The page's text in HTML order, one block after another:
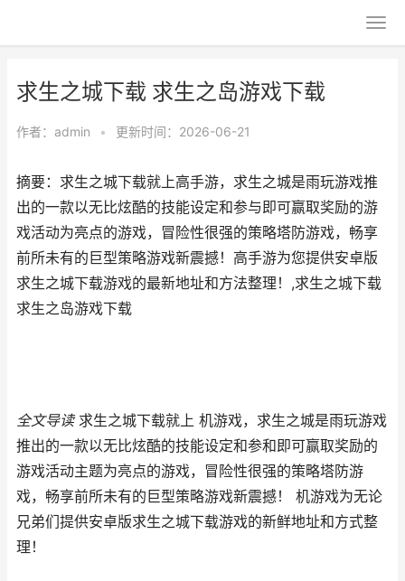
求生之城下载 求生之岛游戏下载
作者： admin • 更新时间：2026-06-21
摘要：求生之城下载就上高手游，求生之城是雨玩游戏推
出的一款以无比炫酷的技能设定和参与即可赢取奖励的游
戏活动为亮点的游戏，冒险性很强的策略塔防游戏，畅享
前所未有的巨型策略游戏新震撼！高手游为您提供安卓版
求生之城下载游戏的最新地址和方法整理！,求生之城下载
求生之岛游戏下载
全文导读求生之城下载就上 机游戏，求生之城是雨玩游戏
推出的一款以无比炫酷的技能设定和参和即可赢取奖励的
游戏活动主题为亮点的游戏，冒险性很强的策略塔防游
戏，畅享前所未有的巨型策略游戏新震撼！ 机游戏为无论
兄弟们提供安卓版求生之城下载游戏的新鲜地址和方式整
理！